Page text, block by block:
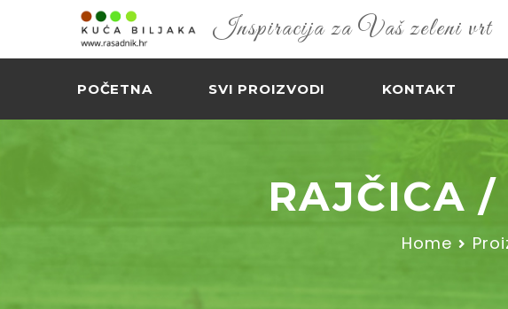
Inspiracija za Vaš zeleni vrt
POČETNA SVI PROIZVODI KONTAKT
RAJČICA
Home